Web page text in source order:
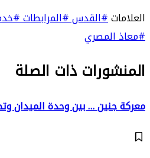
العلامات#القدس#المرابطات
#معاذ المصري
المنشورات ذات الصلة
معركة جنين … بين وحدة الميدان